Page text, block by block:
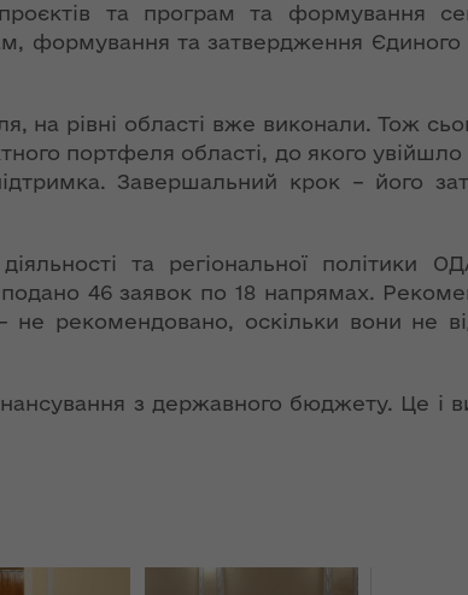
та програм та формування
формування та затвердження Єдиного
на рівні області вже виконали. Тож
портфеля області, до якого увійшло
Завершальний крок – його
та регіональної політики
подано 46 заявок по 18 напрямах.
рекомендовано, оскільки вони не
з державного бюджету. Це і